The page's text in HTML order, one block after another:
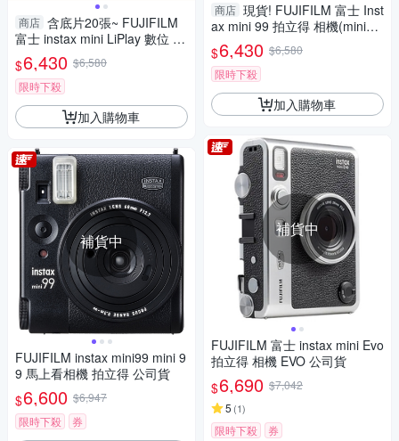
商店 含底片20張~ FUJIFILM
富士 instax mini LiPlay 數位 拍
立得 相機(抹茶綠/古銅/霧白)公
司貨
$6,430 $6,580
限時下殺
加入購物車
補貨中
FUJIFILM instax mini99 mini 9
9 馬上看相機 拍立得 公司貨
$6,600 $6,947
限時下殺
券
商店 現貨! FUJIFILM 富士 Inst
ax mini 99 拍立得 相機(mini99,
公司貨)
$6,430 $6,580
限時下殺
加入購物車
補貨中
FUJIFILM 富士 instax mini Evo
拍立得 相機 EVO 公司貨
$6,690 $7,042
5 (1)
限時下殺 券